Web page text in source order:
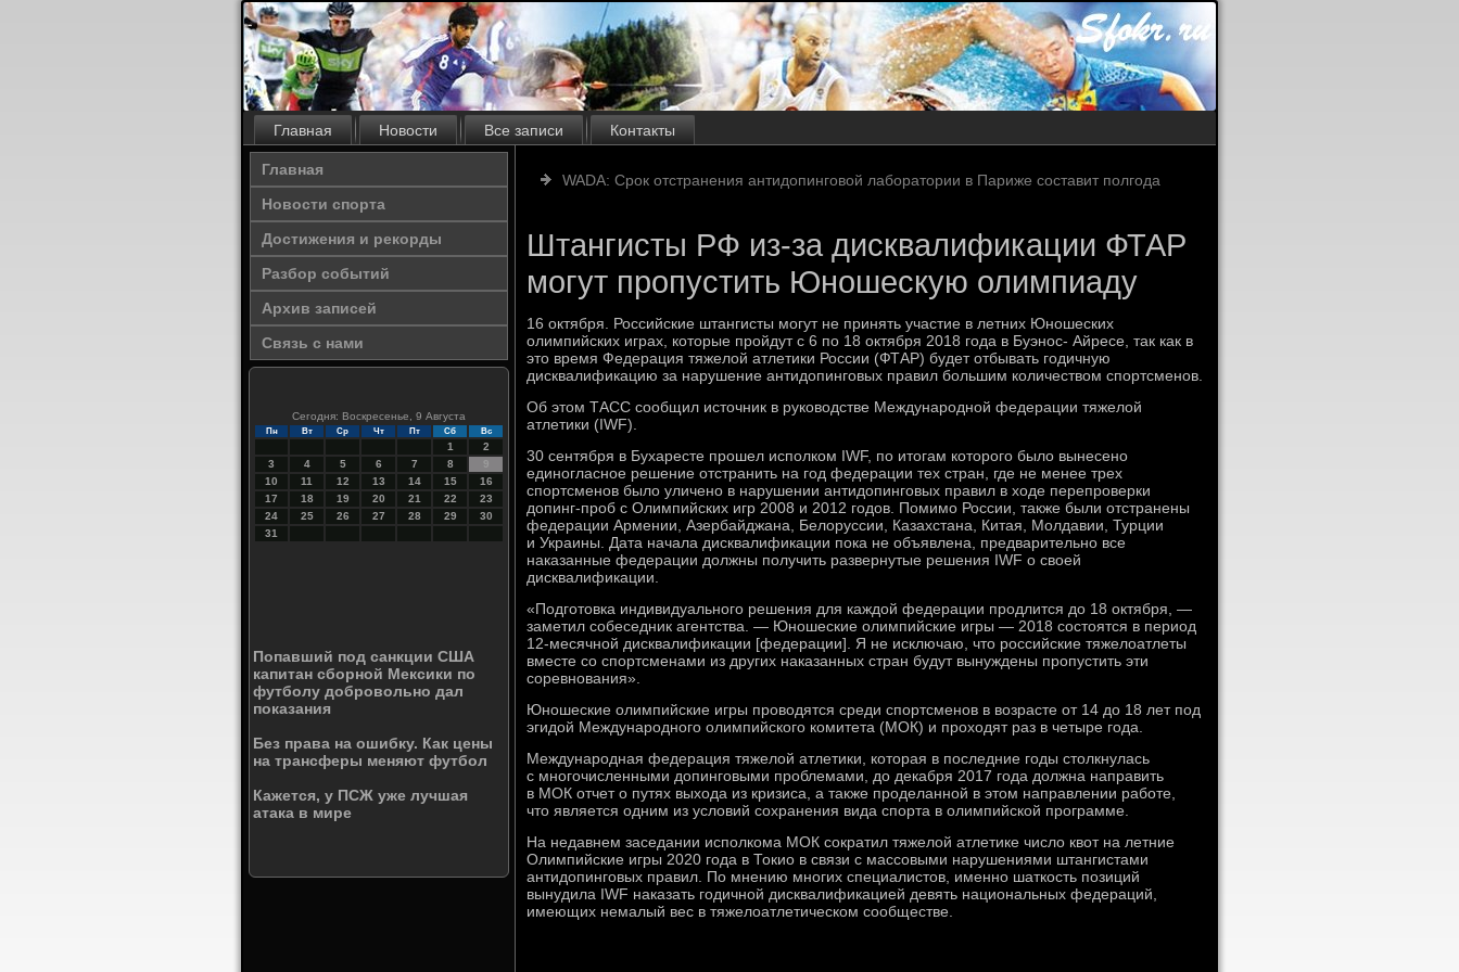
Главная Новости Все записи Контакты
Главная
Новости спорта
Достижения и рекорды
Разбор событий
Архив записей
Связь с нами
Сегодня: Воскресенье, 9 Августа
Пн Вт Ср Чт Пт Сб Вс
1
2
3
4 5 6 7 8
9
10
11 12 13 14 15
16
17
18 19 20 21 22
23
24
25 26 27 28 29
30
31
Попавший под санкции США
капитан сборной Мексики по
футболу добровольно дал
показания
Без права на ошибку. Как цены
на трансферы меняют футбол
Кажется, у ПСЖ уже лучшая
атака в мире
WADA: Срок отстранения антидопинговой лаборатории в Париже составит полгода
Штангисты РФ из-за дисквалификации ФТАР
могут пропустить Юношескую олимпиаду
16 октября. Российские штангисты могут не принять участие в летних Юношеских
олимпийских играх, которые пройдут с 6 по 18 октября 2018 года в Буэнос- Айресе, так как в
это время Федерация тяжелой атлетики России (ФТАР) будет отбывать годичную
дисквалификацию за нарушение антидопинговых правил большим количеством спортсменов.
Об этом ТАСС сообщил источник в руководстве Международной федерации тяжелой
атлетики (IWF).
30 сентября в Бухаресте прошел исполком IWF, по итогам которого было вынесено
единогласное решение отстранить на год федерации тех стран, где не менее трех
спортсменов было уличено в нарушении антидопинговых правил в ходе перепроверки
допинг-проб с Олимпийских игр 2008 и 2012 годов. Помимо России, также были отстранены
федерации Армении, Азербайджана, Белоруссии, Казахстана, Китая, Молдавии, Турции
и Украины. Дата начала дисквалификации пока не объявлена, предварительно все
наказанные федерации должны получить развернутые решения IWF о своей
дисквалификации.
«Подготовка индивидуального решения для каждой федерации продлится до 18 октября, —
заметил собеседник агентства. — Юношеские олимпийские игры — 2018 состоятся в период
12-месячной дисквалификации [федерации]. Я не исключаю, что российские тяжелоатлеты
вместе со спортсменами из других наказанных стран будут вынуждены пропустить эти
соревнования».
Юношеские олимпийские игры проводятся среди спортсменов в возрасте от 14 до 18 лет под
эгидой Международного олимпийского комитета (МОК) и проходят раз в четыре года.
Международная федерация тяжелой атлетики, которая в последние годы столкнулась
с многочисленными допинговыми проблемами, до декабря 2017 года должна направить
в МОК отчет о путях выхода из кризиса, а также проделанной в этом направлении работе,
что является одним из условий сохранения вида спорта в олимпийской программе.
На недавнем заседании исполкома МОК сократил тяжелой атлетике число квот на летние
Олимпийские игры 2020 года в Токио в связи с массовыми нарушениями штангистами
антидопинговых правил. По мнению многих специалистов, именно шаткость позиций
вынудила IWF наказать годичной дисквалификацией девять национальных федераций,
имеющих немалый вес в тяжелоатлетическом сообществе.